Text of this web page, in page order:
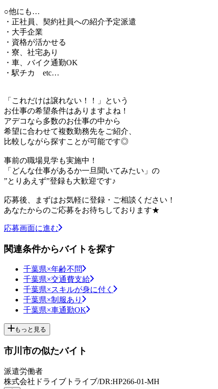
○他にも…
・正社員、契約社員への紹介予定派遣
・大手企業
・資格が活かせる
・寮、社宅あり
・車、バイク通勤OK
・駅チカ etc…
「これだけは譲れない！！」という
お仕事の希望条件はありますよね！
アデコなら多数のお仕事の中から
希望に合わせて複数勤務先をご紹介、
比較しながら探すことが可能です◎
事前の職場見学も実施中！
「どんな仕事があるか一旦聞いてみたい」の
”とりあえず”登録も大歓迎です♪
応募後、まずはお気軽に登録・ご相談ください！
あなたからのご応募をお待ちしております★
応募画面に進む
関連条件からバイトを探す
千葉県×年齢不問
千葉県×交通費支給
千葉県×スキルが身に付く
千葉県×制服あり
千葉県×車通勤OK
もっと見る
市川市の似たバイト
派遣労働者
株式会社ドライブトライブ/DR:HP266-01-MH